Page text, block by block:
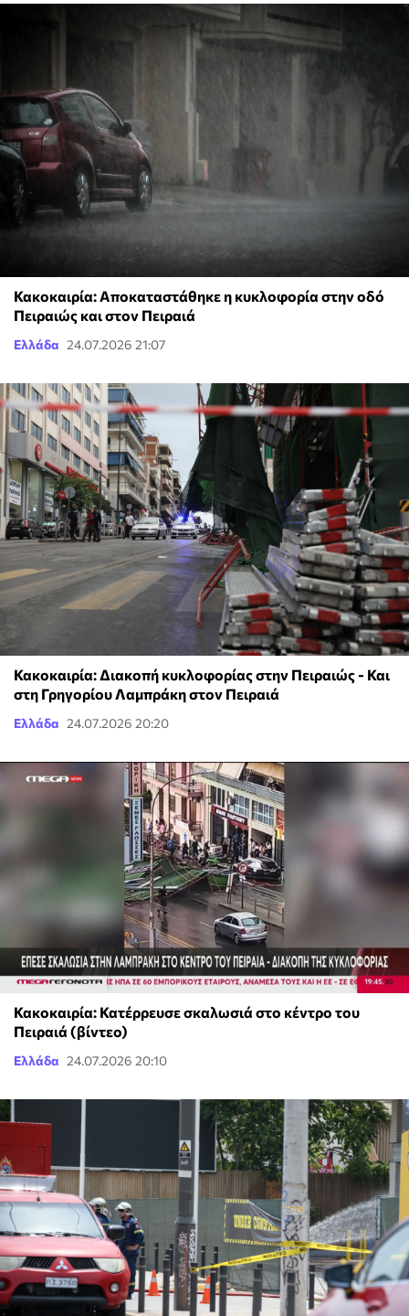
Κακοκαιρία: Αποκαταστάθηκε η κυκλοφορία στην οδό
Πειραιώς και στον Πειραιά
Ελλάδα 24.07.2026 21:07
Κακοκαιρία: Διακοπή κυκλοφορίας στην Πειραιώς - Και
στη Γρηγορίου Λαμπράκη στον Πειραιά
Ελλάδα 24.07.2026 20:20
Κακοκαιρία: Κατέρρευσε σκαλωσιά στο κέντρο του
Πειραιά (βίντεο)
Ελλάδα 24.07.2026 20:10